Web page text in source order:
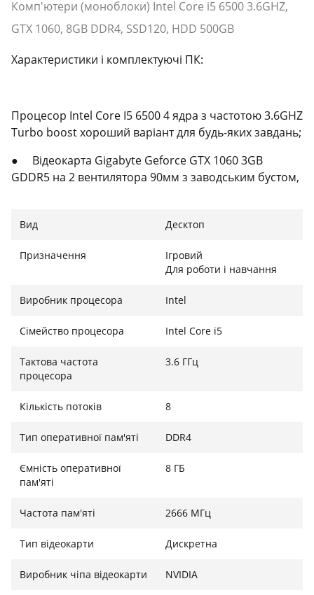
Комп'ютери (моноблоки) Intel Core i5 6500 3.6GHZ,
GTX 1060, 8GB DDR4, SSD120, HDD 500GB
Характеристики і комплектуючі ПК:
Процесор Intel Core I5 6500 4 ядра з частотою 3.6GHZ
Turbo boost хороший варіант для будь-яких завдань;
● ⠀ Відеокарта Gigabyte Geforce GTX 1060 3GB
GDDR5 на 2 вентилятора 90мм з заводським бустом,
• 8 ГБ оперативної пам'яті DDR4 2666MHZ;
● ⠀Блок енергії на 500 Вт з 120 мм вентилятором,
енергії і захист від короткого замкування;
• Корпус Vinga;
Операційна система: Windows 10.
Вид Десктоп
Призначення
Ігровий
Для роботи і навчання
Виробник процесора Intel
Сімейство процесора Intel Core i5
Тактова частота
процесора
3.6 ГГц
Кількість потоків 8
Тип оперативної пам'яті DDR4
Ємність оперативної
пам'яті
8 ГБ
Частота пам'яті 2666 МГц
Тип відеокарти Дискретна
Виробник чіпа відеокарти NVIDIA